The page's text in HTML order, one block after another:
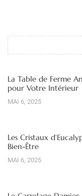
La Table de Ferme
pour Votre Intérieur
MAI 6, 2025
Les Cristaux
Bien-Être
MAI 6, 2025